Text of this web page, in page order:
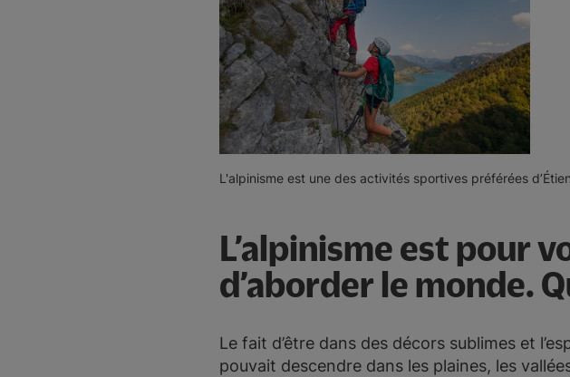
L'alpinisme est une des activités sportives préférées
L’alpinisme est pour
d’aborder le monde.
Le fait d’être dans des décors sublimes et
pouvait descendre dans les plaines, les